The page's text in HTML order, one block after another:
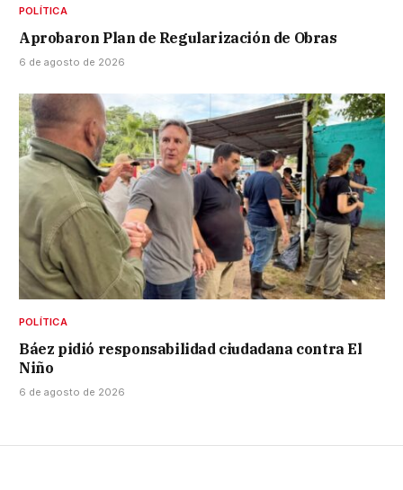
POLÍTICA
Aprobaron Plan de Regularización de Obras
6 de agosto de 2026
POLÍTICA
Báez pidió responsabilidad ciudadana contra El
Niño
6 de agosto de 2026